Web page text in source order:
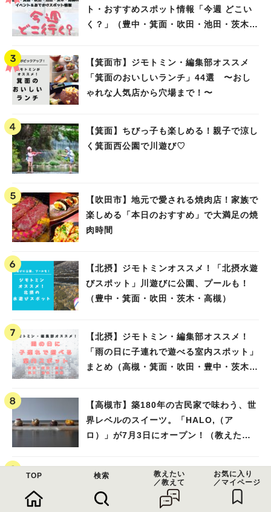
ト・おすすめスポット情報「今週 どこい
く？」（豊中・箕面・吹田・池田・茨木・
【箕面市】ジモトミン・編集部オススメ
「箕面のおいしいランチ」44選 〜おし
ゃれな人気店から穴場まで！〜
【箕面】ちびっ子も楽しめる！親子で涼し
く箕面西公園で川遊び♡
【吹田市】地元で愛される焼肉店！家族で
楽しめる「本日のおすすめ」で大満足の焼
肉時間
【北摂】ジモトミンオススメ！「北摂水遊
びスポット」川遊びに公園、プールも！
（豊中・箕面・吹田・茨木・高槻）
【北摂】ジモトミン・編集部オススメ！
「雨の日に子連れで遊べる室内スポット」
まとめ（高槻・箕面・吹田・豊中・茨木・
【高槻市】築180年の古民家で味わう、世
界レベルのスイーツ。「HALO,（ア
ロ）」が7月3日にオープン！（教えたい/
【池田市】ジモトミンがオススメ！「大
阪・池田の美味しいランチ」23選
TOP 検索
教えたい
／教えて
お気に入り
／マイページ